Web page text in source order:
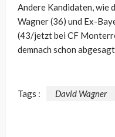
Andere Kandidaten, wie
Wagner (36) und Ex-
(43/jetzt bei CF
demnach schon
Tags : David Wagner